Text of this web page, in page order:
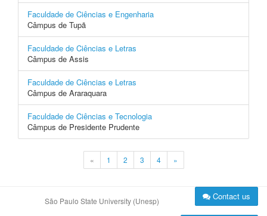
Faculdade de Ciências e Engenharia
Câmpus de Tupã
Faculdade de Ciências e Letras
Câmpus de Assis
Faculdade de Ciências e Letras
Câmpus de Araraquara
Faculdade de Ciências e Tecnologia
Câmpus de Presidente Prudente
« 1 2 3 4 »
São Paulo State University (Unesp) Contact us